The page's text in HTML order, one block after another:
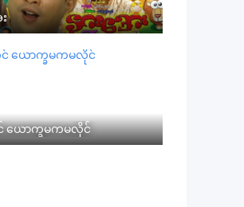
ောက္ခမကမလိုင်